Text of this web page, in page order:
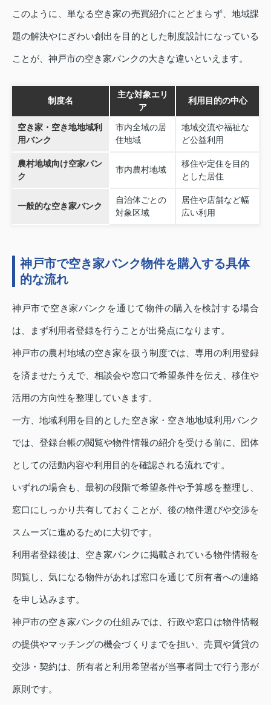
このように、単なる空き家の売買紹介にとどまらず、地域課
題の解決やにぎわい創出を目的とした制度設計になっている
ことが、神戸市の空き家バンクの大きな違いといえます。
制度名
主な対象エリ
ア
利用目的の中心
空き家・空き地地域利
用バンク
市内全域の居
住地域
地域交流や福祉な
ど公益利用
農村地域向け空家バン
ク
市内農村地域
移住や定住を目的
とした居住
一般的な空き家バンク
自治体ごとの
対象区域
居住や店舗など幅
広い利用
神戸市で空き家バンク物件を購入する具体
的な流れ
神戸市で空き家バンクを通じて物件の購入を検討する場合
は、まず利用者登録を行うことが出発点になります。
神戸市の農村地域の空き家を扱う制度では、専用の利用登録
を済ませたうえで、相談会や窓口で希望条件を伝え、移住や
活用の方向性を整理していきます。
一方、地域利用を目的とした空き家・空き地地域利用バンク
では、登録台帳の閲覧や物件情報の紹介を受ける前に、団体
としての活動内容や利用目的を確認される流れです。
いずれの場合も、最初の段階で希望条件や予算感を整理し、
窓口にしっかり共有しておくことが、後の物件選びや交渉を
スムーズに進めるために大切です。
利用者登録後は、空き家バンクに掲載されている物件情報を
閲覧し、気になる物件があれば窓口を通じて所有者への連絡
を申し込みます。
神戸市の空き家バンクの仕組みでは、行政や窓口は物件情報
の提供やマッチングの機会づくりまでを担い、売買や賃貸の
交渉・契約は、所有者と利用希望者が当事者同士で行う形が
原則です。